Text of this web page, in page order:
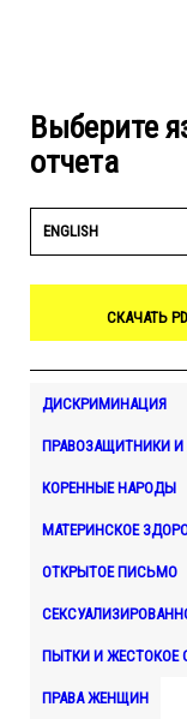
Выберите
отчета
ENGLISH
СКАЧАТЬ
ДИСКРИМИНАЦИЯ
ПРАВОЗАЩИТНИКИ
КОРЕННЫЕ НАРОДЫ
МАТЕРИНСКОЕ
ОТКРЫТОЕ ПИСЬМО
ПЫТКИ И ЖЕСТОКОЕ
ПРАВА ЖЕНЩИН